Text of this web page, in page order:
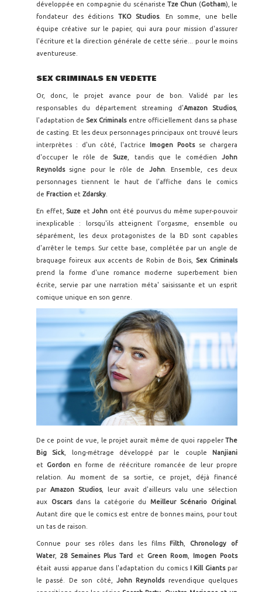
développée en compagnie du scénariste Tze Chun (Gotham), le
fondateur des éditions TKO Studios. En somme, une belle
équipe créative sur le papier, qui aura pour mission d'assurer
l'écriture et la direction générale de cette série... pour le moins
aventureuse.
SEX CRIMINALS EN VEDETTE
Or, donc, le projet avance pour de bon. Validé par les
responsables du département streaming d'Amazon Studios,
l'adaptation de Sex Criminals entre officiellement dans sa phase
de casting. Et les deux personnages principaux ont trouvé leurs
interprètes : d'un côté, l'actrice
Imogen Pootsse chargera
d'occuper le rôle de Suze , tandis que le comédienJohn
Reynoldssigne pour le rôle de John. Ensemble, ces deux
personnages tiennent le haut de l'affiche dans le comics
de Fraction et Zdarsky
En effet, Suze et John ont été pourvus du même super-pouvoir
inexplicable : lorsqu'ils atteignent l'orgasme, ensemble ou
séparément, les deux protagonistes de la BD sont capables
d'arrêter le temps. Sur cette base, complétée par un angle de
braquage foireux aux accents de Robin de Bois, Sex Criminals
prend la forme d'une romance moderne superbement bien
écrite, servie par une narration méta' saisissante et un esprit
comique unique en son genre.
De ce point de vue, le projet aurait même de quoi rappelerThe
Big Sick , long-métrage développé par le couple Nanjiani
et Gordon en forme de réécriture romancée de leur propre
relation. Au moment de sa sortie, ce projet, déjà financé
par Amazon Studios, leur avait d'ailleurs valu une sélection
aux Oscarsdans la catégorie duMeilleur Scénario Original
Autant dire que le comics est entre de bonnes mains, pour tout
un tas de raison.
Connue pour ses rôles dans les films Filth
Chronology of
Water,28 Semaines Plus Tard et Green Room, Imogen Poots
était aussi apparue dans l'adaptation du comics I Kill Giantspar
le passé. De son côté, John Reynoldsrevendique quelques